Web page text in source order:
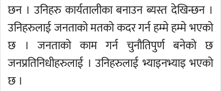
छन । उनिहरु कार्यतालीका बनाउन ब्यस्त देखिन्छन ।
उनिहरुलाई जनताको मतको कदर गर्न हम्मे हम्मे भएको
छ । जनताको काम गर्न चुनौतिपुर्ण बनेको छ
जनप्रतिनिधीहरुलाई । उनिहरुलाई भ्याइनभ्याइ भएको
छ ।